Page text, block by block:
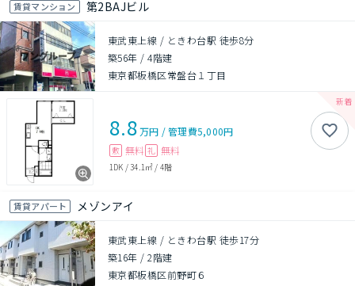
賃貸マンション 第2BAJビル
東武東上線 / ときわ台駅 徒歩8分
築56年 /4階建
東京都板橋区常盤台１丁目
8.8万円 /管理費5,000円
敷 無料 礼 無料
1DK /34.1㎡ / 4階
賃貸アパート メゾンアイ
東武東上線 / ときわ台駅 徒歩17分
築16年 /2階建
東京都板橋区前野町６